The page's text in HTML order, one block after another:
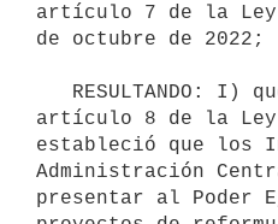
artículo 7 de la Ley
de octubre de 2022;
artículo 8 de la Ley
estableció que los
Administración
presentar al Poder